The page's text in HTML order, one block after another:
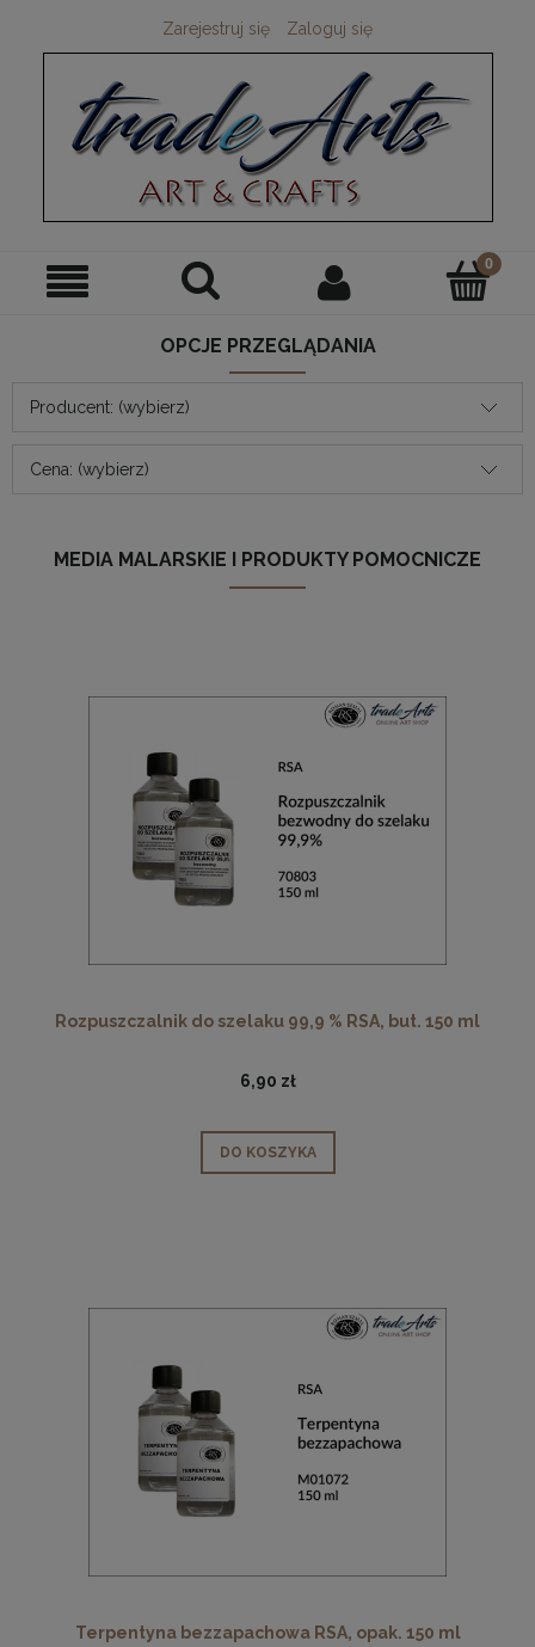
Zarejestruj się Zaloguj się
OPCJE PRZEGLĄDANIA
Producent: (wybierz)
Cena: (wybierz)
MEDIA MALARSKIE I PRODUKTY POMOCNICZE
Rozpuszczalnik do szelaku 99,9 % RSA, but. 150 ml
6,90 zł
DO KOSZYKA
Terpentyna bezzapachowa RSA, opak. 150 ml